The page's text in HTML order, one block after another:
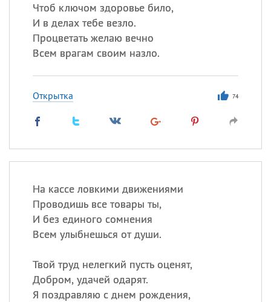
Чтоб ключом здоровье било,
И в делах тебе везло.
Процветать желаю вечно
Всем врагам своим назло.
Открытка 74
На кассе ловкими движениями
Проводишь все товары ты,
И без единого сомнения
Всем улыбнешься от души.
Твой труд нелегкий пусть оценят,
Добром, удачей одарят.
Я поздравляю с днем рождения,
Посмотреть значение
происхождение